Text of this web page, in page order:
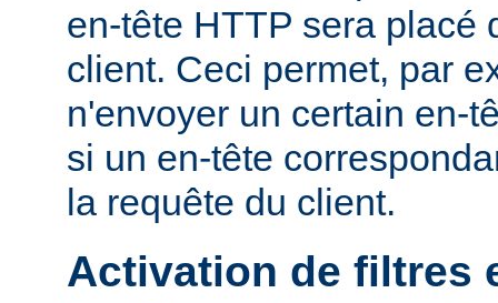
en-tête HTTP sera placé
client. Ceci permet, par
n'envoyer un certain en-
si un en-tête
la requête du client.
Activation de filtres